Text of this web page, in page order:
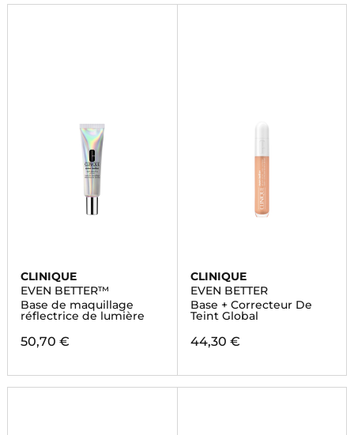
CLINIQUE
EVEN BETTER™
Base de maquillage
réflectrice de lumière
50,70 €
CLINIQUE
EVEN BETTER
Base + Correcteur De
Teint Global
44,30 €